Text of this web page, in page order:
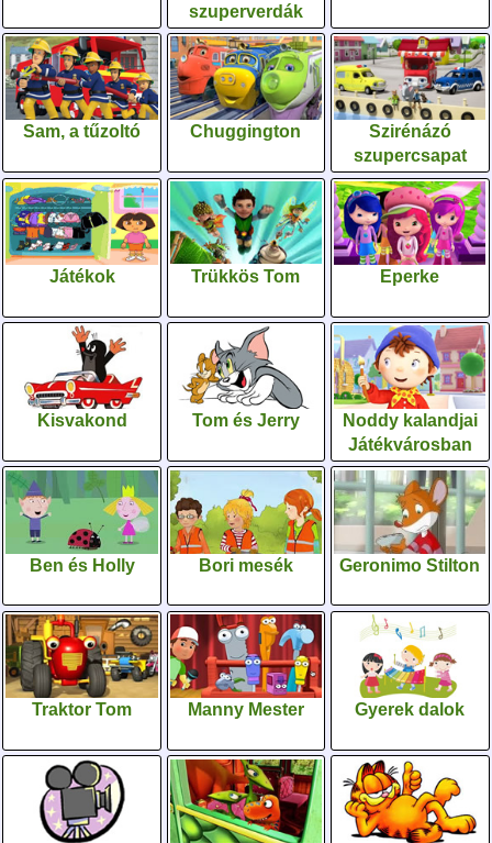
szuperverdák
Sam, a tűzoltó Chuggington
Szirénázó
szupercsapat
Játékok Trükkös Tom Eperke
Kisvakond Tom és Jerry
Noddy kalandjai
Játékvárosban
Ben és Holly Bori mesék Geronimo Stilton
Traktor Tom Manny Mester Gyerek dalok